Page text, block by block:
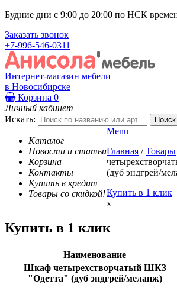
Будние дни с 9:00 до 20:00 по НСК
Заказать звонок
+7-996-546-0311
Интернет-магазин мебели
в Новосибирске
Корзина 0
Личный кабинет
Искать:
Каталог
Новости и статьи
Корзина
Контакты
Купить в кредит
Товары со скидкой!
Menu
Главная / Товары
(дуб эндгрей/
Купить в 1 клик
x
Купить в 1 клик
Наименование
Шкаф четырехстворчатый ШК3
"Одетта" (дуб эндгрей/меланж)